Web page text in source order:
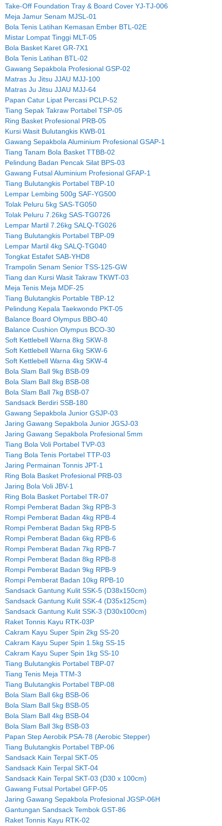
Take-Off Foundation Tray & Board Cover YJ-TJ-006
Meja Jamur Senam MJSL-01
Bola Tenis Latihan Kemasan Ember BTL-02E
Mistar Lompat Tinggi MLT-05
Bola Basket Karet GR-7X1
Bola Tenis Latihan BTL-02
Gawang Sepakbola Profesional GSP-02
Matras Ju Jitsu JJAU MJJ-100
Matras Ju Jitsu JJAU MJJ-64
Papan Catur Lipat Percasi PCLP-52
Tiang Sepak Takraw Portabel TSP-05
Ring Basket Profesional PRB-05
Kursi Wasit Bulutangkis KWB-01
Gawang Sepakbola Aluminium Profesional GSAP-1
Tiang Tanam Bola Basket TTBB-02
Pelindung Badan Pencak Silat BPS-03
Gawang Futsal Aluminium Profesional GFAP-1
Tiang Bulutangkis Portabel TBP-10
Lempar Lembing 500g SAF-YG500
Tolak Peluru 5kg SAS-TG050
Tolak Peluru 7.26kg SAS-TG0726
Lempar Martil 7.26kg SALQ-TG026
Tiang Bulutangkis Portabel TBP-09
Lempar Martil 4kg SALQ-TG040
Tongkat Estafet SAB-YHD8
Trampolin Senam Senior TSS-125-GW
Tiang dan Kursi Wasit Takraw TKWT-03
Meja Tenis Meja MDF-25
Tiang Bulutangkis Portable TBP-12
Pelindung Kepala Taekwondo PKT-05
Balance Board Olympus BBO-40
Balance Cushion Olympus BCO-30
Soft Kettlebell Warna 8kg SKW-8
Soft Kettlebell Warna 6kg SKW-6
Soft Kettlebell Warna 4kg SKW-4
Bola Slam Ball 9kg BSB-09
Bola Slam Ball 8kg BSB-08
Bola Slam Ball 7kg BSB-07
Sandsack Berdiri SSB-180
Gawang Sepakbola Junior GSJP-03
Jaring Gawang Sepakbola Junior JGSJ-03
Jaring Gawang Sepakbola Profesional 5mm
Tiang Bola Voli Portabel TVP-03
Tiang Bola Tenis Portabel TTP-03
Jaring Permainan Tonnis JPT-1
Ring Bola Basket Profesional PRB-03
Jaring Bola Voli JBV-1
Ring Bola Basket Portabel TR-07
Rompi Pemberat Badan 3kg RPB-3
Rompi Pemberat Badan 4kg RPB-4
Rompi Pemberat Badan 5kg RPB-5
Rompi Pemberat Badan 6kg RPB-6
Rompi Pemberat Badan 7kg RPB-7
Rompi Pemberat Badan 8kg RPB-8
Rompi Pemberat Badan 9kg RPB-9
Rompi Pemberat Badan 10kg RPB-10
Sandsack Gantung Kulit SSK-5 (D38x150cm)
Sandsack Gantung Kulit SSK-4 (D35x125cm)
Sandsack Gantung Kulit SSK-3 (D30x100cm)
Raket Tonnis Kayu RTK-03P
Cakram Kayu Super Spin 2kg SS-20
Cakram Kayu Super Spin 1.5kg SS-15
Cakram Kayu Super Spin 1kg SS-10
Tiang Bulutangkis Portabel TBP-07
Tiang Tenis Meja TTM-3
Tiang Bulutangkis Portabel TBP-08
Bola Slam Ball 6kg BSB-06
Bola Slam Ball 5kg BSB-05
Bola Slam Ball 4kg BSB-04
Bola Slam Ball 3kg BSB-03
Papan Step Aerobik PSA-78 (Aerobic Stepper)
Tiang Bulutangkis Portabel TBP-06
Sandsack Kain Terpal SKT-05
Sandsack Kain Terpal SKT-04
Sandsack Kain Terpal SKT-03 (D30 x 100cm)
Gawang Futsal Portabel GFP-05
Jaring Gawang Sepakbola Profesional JGSP-06H
Gantungan Sandsack Tembok GST-86
Raket Tonnis Kayu RTK-02